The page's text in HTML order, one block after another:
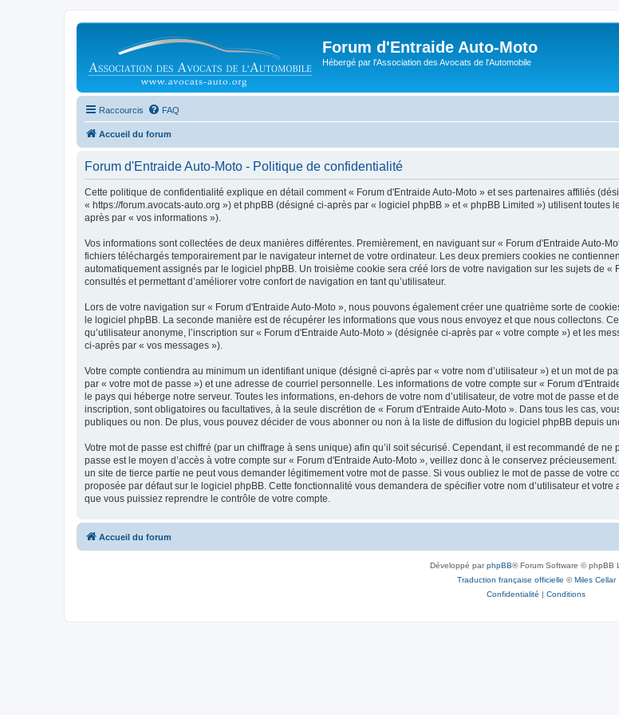
Forum d'Entraide Auto-Moto
Hébergé par l'Association des Avocats de l'Automobile
Raccourcis FAQ
Accueil du forum
Forum d'Entraide Auto-Moto - Politique de confidentialité
Cette politique de confidentialité explique en détail comment « Forum d'Entraide Auto-Moto » et ses partenaires affiliés
« https://forum.avocats-auto.org ») et phpBB (désigné ci-après par « logiciel phpBB » et « phpBB Limited ») utilisent
après par « vos informations »).
Vos informations sont collectées de deux manières différentes. Premièrement, en naviguant sur « Forum d'Entraide Auto-
fichiers téléchargés temporairement par le navigateur internet de votre ordinateur. Les deux premiers cookies ne
automatiquement assignés par le logiciel phpBB. Un troisième cookie sera créé lors de votre navigation sur les sujets de
consultés et permettant d’améliorer votre confort de navigation en tant qu’utilisateur.
Lors de votre navigation sur « Forum d'Entraide Auto-Moto », nous pouvons également créer une quatrième sorte de
le logiciel phpBB. La seconde manière est de récupérer les informations que vous nous envoyez et que nous collectons.
qu’utilisateur anonyme, l’inscription sur « Forum d'Entraide Auto-Moto » (désignée ci-après par « votre compte ») et les
ci-après par « vos messages »).
Votre compte contiendra au minimum un identifiant unique (désigné ci-après par « votre nom d’utilisateur ») et un mot de
par « votre mot de passe ») et une adresse de courriel personnelle. Les informations de votre compte sur « Forum
le pays qui héberge notre serveur. Toutes les informations, en-dehors de votre nom d’utilisateur, de votre mot de passe et
inscription, sont obligatoires ou facultatives, à la seule discrétion de « Forum d'Entraide Auto-Moto ». Dans tous les cas,
publiques ou non. De plus, vous pouvez décider de vous abonner ou non à la liste de diffusion du logiciel phpBB depuis
Votre mot de passe est chiffré (par un chiffrage à sens unique) afin qu’il soit sécurisé. Cependant, il est recommandé de
passe est le moyen d’accès à votre compte sur « Forum d'Entraide Auto-Moto », veillez donc à le conservez
un site de tierce partie ne peut vous demander légitimement votre mot de passe. Si vous oubliez le mot de passe de votre
proposée par défaut sur le logiciel phpBB. Cette fonctionnalité vous demandera de spécifier votre nom d’utilisateur et
que vous puissiez reprendre le contrôle de votre compte.
Accueil du forum
Développé parphpBB® Forum Software © phpBB
Traduction française officielle ©Miles Cellar
Confidentialité | Conditions